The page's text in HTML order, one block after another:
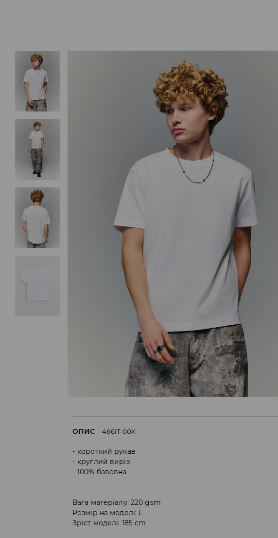
ОПИС 466IT-00X
короткий рукав
круглий виріз
100% бавовна
Вага матеріалу: 220 gsm
Розмір на моделі: L
Зріст моделі: 185 cm